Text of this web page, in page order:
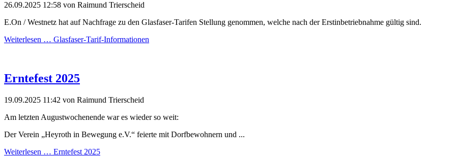
26.09.2025 12:58 von Raimund Trierscheid
E.On / Westnetz hat auf Nachfrage zu den Glasfaser-Tarifen Stellung genommen, welche nach der Erstinbetriebnahme gültig sind.
Weiterlesen … Glasfaser-Tarif-Informationen
Erntefest 2025
19.09.2025 11:42 von Raimund Trierscheid
Am letzten Augustwochenende war es wieder so weit:
Der Verein „Heyroth in Bewegung e.V.“ feierte mit Dorfbewohnern und ...
Weiterlesen … Erntefest 2025